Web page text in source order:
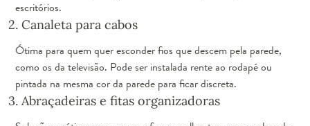
escritórios.
2. Canaleta para cabos
Ótima para quem quer esconder fios que descem pela parede,
como os da televisão. Pode ser instalada rente ao rodapé ou
pintada na mesma cor da parede para ficar discreta.
3. Abraçadeiras e fitas organizadoras